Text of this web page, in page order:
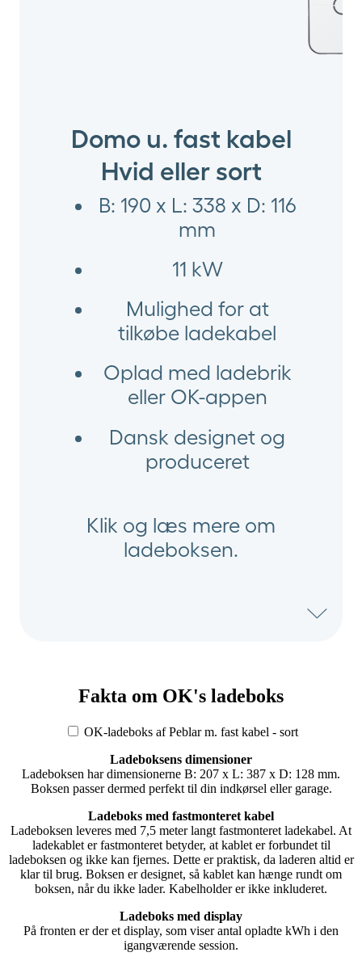
Domo u. fast kabel
Hvid eller sort
B: 190 x L: 338 x D: 116
mm
11 kW
Mulighed for at
tilkøbe ladekabel
Oplad med ladebrik
eller OK-appen
Dansk designet og
produceret
Klik og læs mere om
ladeboksen.
Fakta om OK's ladeboks
OK-ladeboks af Peblar m. fast kabel - sort
Ladeboksens dimensioner
Ladeboksen har dimensionerne B: 207 x L: 387 x D: 128 mm.
Boksen passer dermed perfekt til din indkørsel eller garage.
Ladeboks med fastmonteret kabel
Ladeboksen leveres med 7,5 meter langt fastmonteret ladekabel. At
ladekablet er fastmonteret betyder, at kablet er forbundet til
ladeboksen og ikke kan fjernes. Dette er praktisk, da laderen altid er
klar til brug. Boksen er designet, så kablet kan hænge rundt om
boksen, når du ikke lader. Kabelholder er ikke inkluderet.
Ladeboks med display
På fronten er der et display, som viser antal opladte kWh i den
igangværende session.